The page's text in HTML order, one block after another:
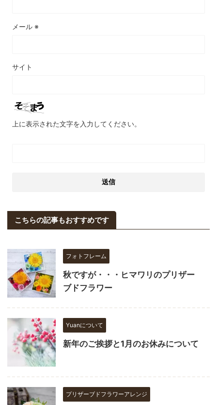
メール ※
サイト
上に表示された文字を入力してください。
こちらの記事もおすすめです
フォトフレーム
秋ですが・・・ヒマワリのプリザー
ブドフラワー
Yuanについて
新年のご挨拶と1月のお休みについて
プリザーブドフラワーアレンジ